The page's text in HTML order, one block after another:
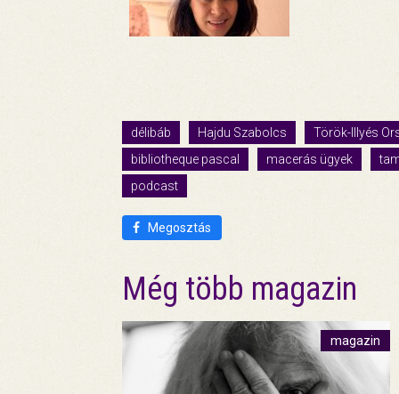
délibáb Hajdu Szabolcs
Török-Illyés
bibliotheque pascal
macerás ügyek
podcast
Megosztás
Még több magazin
magazin